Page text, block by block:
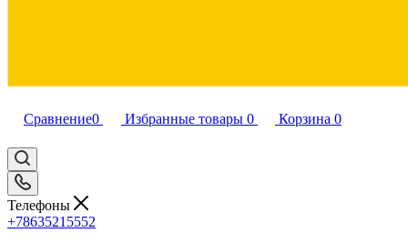
Сравнение0 Избранные товары 0 Корзина 0
Телефоны
+78635215552